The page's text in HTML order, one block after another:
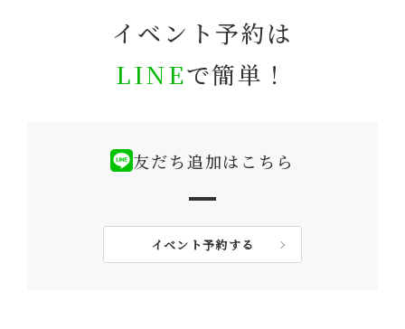
イベント予約は
LINEで簡単！
友だち追加はこちら
イベント予約する